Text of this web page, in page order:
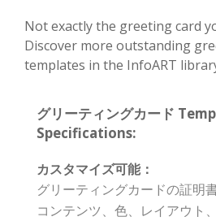
Not exactly the greeting card
Discover more outstanding
templates in the InfoART
グリーティングカード
Specifications:
カスタマイズ可能：
グリーティングカードの証明
コンテンツ、色、レイアウト